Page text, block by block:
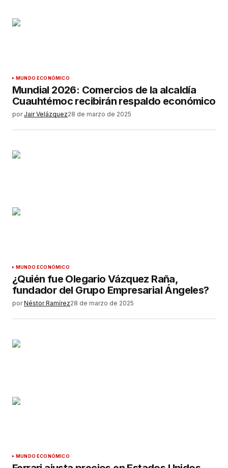
MUNDO ECONÓMICO
Mundial 2026: Comercios de la alcaldía
Cuauhtémoc recibirán respaldo económico
por Jair Velázquez28 de marzo de 2025
MUNDO ECONÓMICO
¿Quién fue Olegario Vázquez Raña,
fundador del Grupo Empresarial Ángeles?
por Néstor Ramírez28 de marzo de 2025
MUNDO ECONÓMICO